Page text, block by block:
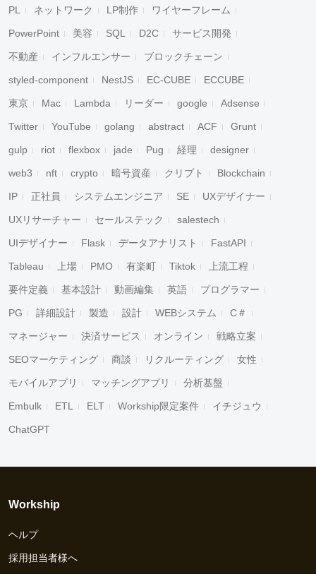
PL ネットワーク LP制作 ワイヤーフレーム
PowerPoint 美容 SQL D2C サービス開発
不動産 インフルエンサー ブロックチェーン
styled-component NestJS EC-CUBE ECCUBE
東京 Mac Lambda リーダー google Adsense
Twitter YouTube golang abstract ACF Grunt
gulp riot flexbox jade Pug 経理 designer
web3 nft crypto 暗号資産 クリプト Blockchain
IP 正社員 システムエンジニア SE UXデザイナー
UXリサーチャー セールステック salestech
UIデザイナー Flask データアナリスト FastAPI
Tableau 上場 PMO 有楽町 Tiktok 上流工程
要件定義 基本設計 動画編集 英語 プログラマー
PG 詳細設計 製造 設計 WEBシステム C＃
マネージャー 決済サービス オンライン 戦略立案
SEOマーケティング 商談 リクルーティング 女性
モバイルアプリ マッチングアプリ 分析基盤
Embulk ETL ELT Workship限定案件 イチジュウ
ChatGPT
Workship
ヘルプ
採用担当者様へ